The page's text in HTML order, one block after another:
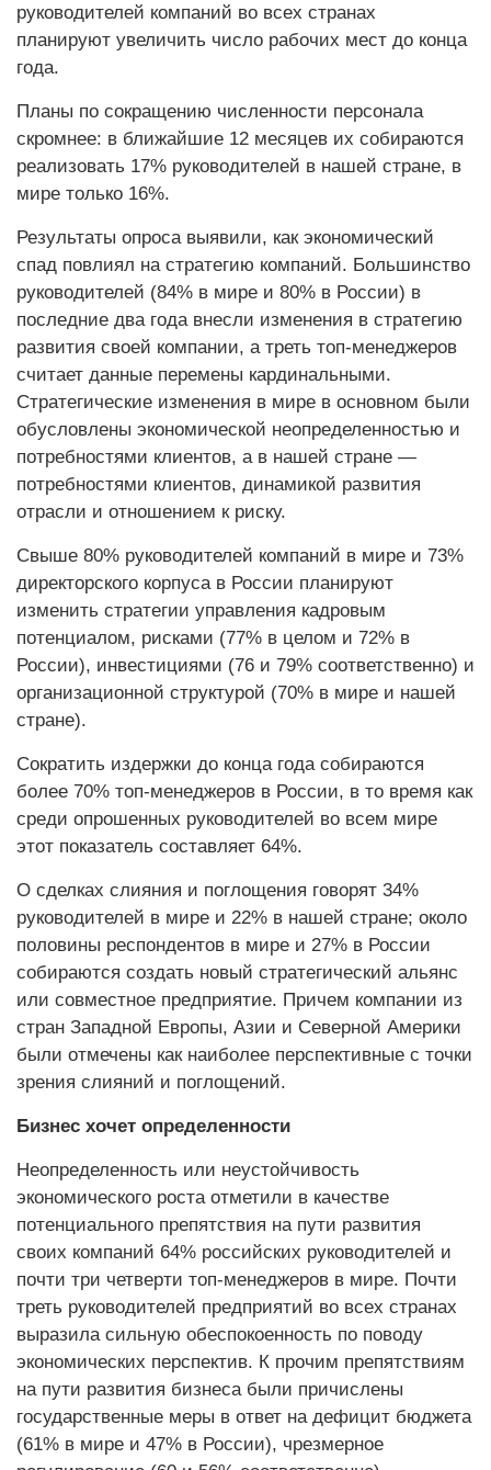
руководителей компаний во всех странах
планируют увеличить число рабочих мест до конца
года.
Планы по сокращению численности персонала
скромнее: в ближайшие 12 месяцев их собираются
реализовать 17% руководителей в нашей стране, в
мире только 16%.
Результаты опроса выявили, как экономический
спад повлиял на стратегию компаний. Большинство
руководителей (84% в мире и 80% в России) в
последние два года внесли изменения в стратегию
развития своей компании, а треть топ-менеджеров
считает данные перемены кардинальными.
Стратегические изменения в мире в основном были
обусловлены экономической неопределенностью и
потребностями клиентов, а в нашей стране —
потребностями клиентов, динамикой развития
отрасли и отношением к риску.
Свыше 80% руководителей компаний в мире и 73%
директорского корпуса в России планируют
изменить стратегии управления кадровым
потенциалом, рисками (77% в целом и 72% в
России), инвестициями (76 и 79% соответственно) и
организационной структурой (70% в мире и нашей
стране).
Сократить издержки до конца года собираются
более 70% топ-менеджеров в России, в то время как
среди опрошенных руководителей во всем мире
этот показатель составляет 64%.
О сделках слияния и поглощения говорят 34%
руководителей в мире и 22% в нашей стране; около
половины респондентов в мире и 27% в России
собираются создать новый стратегический альянс
или совместное предприятие. Причем компании из
стран Западной Европы, Азии и Северной Америки
были отмечены как наиболее перспективные с точки
зрения слияний и поглощений.
Бизнес хочет определенности
Неопределенность или неустойчивость
экономического роста отметили в качестве
потенциального препятствия на пути развития
своих компаний 64% российских руководителей и
почти три четверти топ-менеджеров в мире. Почти
треть руководителей предприятий во всех странах
выразила сильную обеспокоенность по поводу
экономических перспектив. К прочим препятствиям
на пути развития бизнеса были причислены
государственные меры в ответ на дефицит бюджета
(61% в мире и 47% в России), чрезмерное